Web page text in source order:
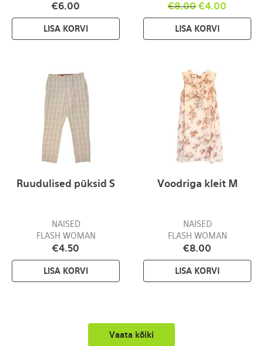
€6.00
LISA KORVI
€8.00 €4.00
LISA KORVI
Ruudulised püksid S
NAISED
FLASH WOMAN
€4.50
LISA KORVI
Voodriga kleit M
NAISED
FLASH WOMAN
€8.00
LISA KORVI
Vaata kõiki